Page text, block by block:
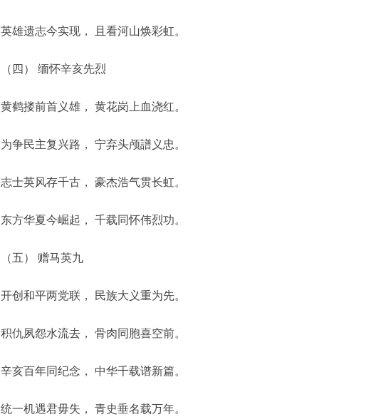
英雄遗志今实现， 且看河山焕彩虹。
（四） 缅怀辛亥先烈
黄鹤搂前首义雄， 黄花岗上血浇红。
为争民主复兴路， 宁弃头颅譜义忠。
志士英风存千古， 豪杰浩气贯长虹。
东方华夏今崛起， 千载同怀伟烈功。
（五） 赠马英九
开创和平两党联， 民族大义重为先。
积仇夙怨水流去， 骨肉同胞喜空前。
辛亥百年同纪念， 中华千载谱新篇。
统一机遇君毋失， 青史垂名载万年。